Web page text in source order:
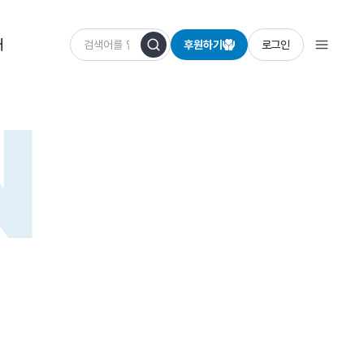
후원하기 로그인